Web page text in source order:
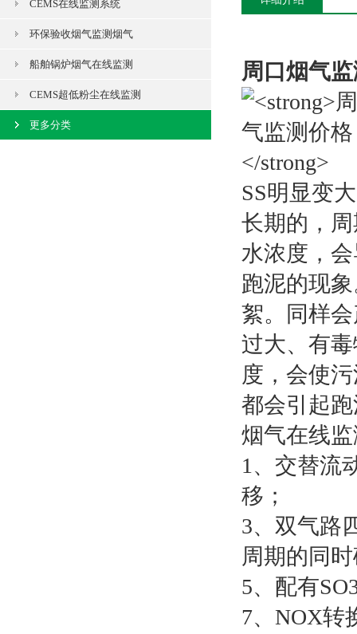
CEMS在线监测系统
环保验收烟气监测烟气
船舶锅炉烟气在线监测
CEMS超低粉尘在线监测
更多分类
周口烟气
SS明显变
长期的，
水浓度，
跑泥的现
絮。同样
过大、有
度，会使
都会引起
烟气在线
1、交替流
移；
3、双气路
周期的同
5、配有
7、NOX转